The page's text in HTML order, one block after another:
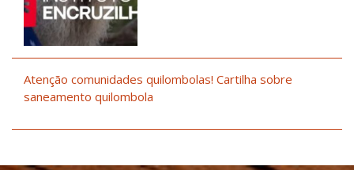
Atenção comunidades quilombolas! Cartilha sobre
saneamento quilombola